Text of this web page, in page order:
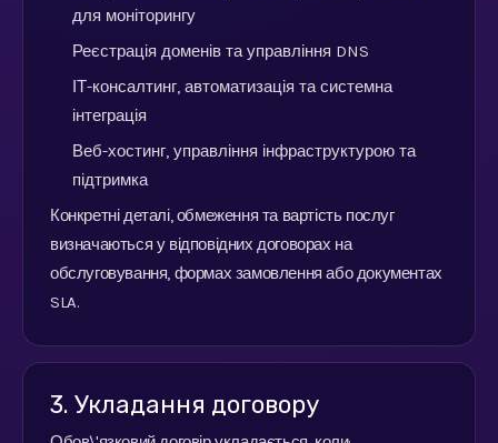
для моніторингу
Реєстрація доменів та управління DNS
ІТ-консалтинг, автоматизація та системна
інтеграція
Веб-хостинг, управління інфраструктурою та
підтримка
Конкретні деталі, обмеження та вартість послуг
визначаються у відповідних договорах на
обслуговування, формах замовлення або документах
SLA.
3. Укладання договору